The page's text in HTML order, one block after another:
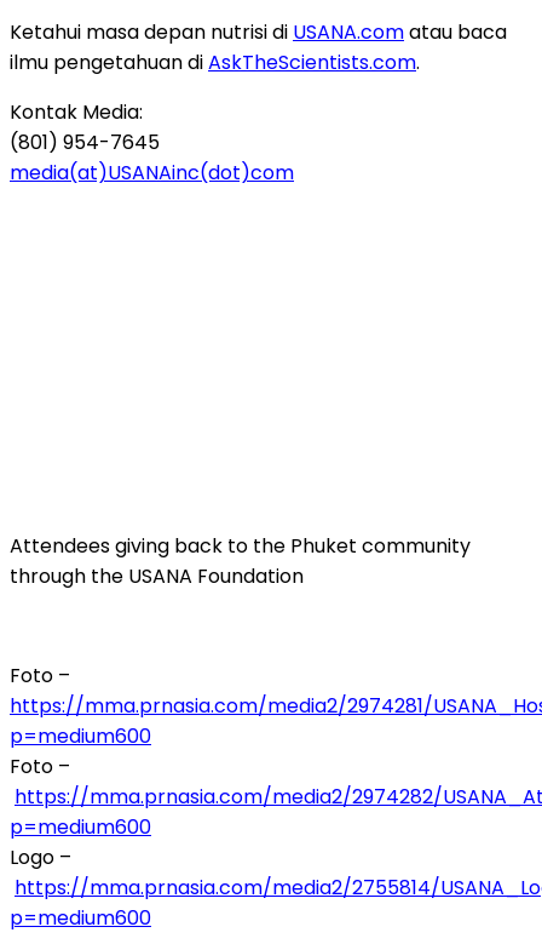
Ketahui masa depan nutrisi di USANA.comatau baca
ilmu pengetahuan diAskTheScientists.com.
Kontak Media:
(801) 954-7645
media(at)USANAinc(dot)com
Attendees giving back to the Phuket community
through the USANA Foundation
Foto –
https://mma.prnasia.com/media2/2974281/
p=medium600
Foto –
https://mma.prnasia.com/media2/2974282/
p=medium600
Logo –
https://mma.prnasia.com/media2/2755814/
p=medium600